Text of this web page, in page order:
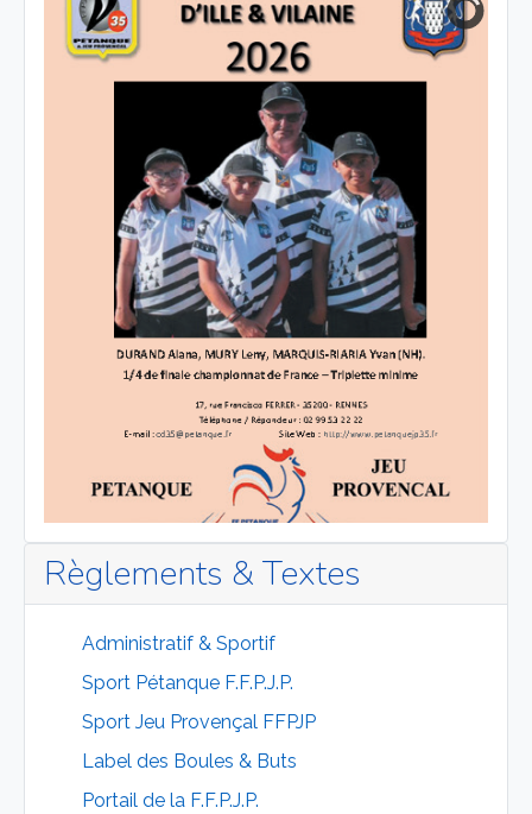
Règlements & Textes
Administratif & Sportif
Sport Pétanque F.F.P.J.P.
Sport Jeu Provençal FFPJP
Label des Boules & Buts
Portail de la F.F.P.J.P.